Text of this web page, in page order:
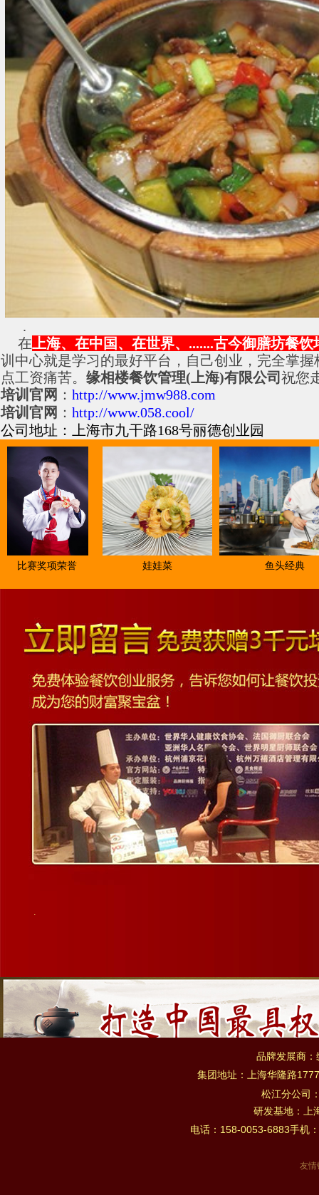
.
在上海、在中国、在世界、 .......古今御膳坊餐饮
训中心就是学习的最好平台，自己创业，完全掌
点工资痛苦。 缘相楼餐饮管理(上海)有限公司 祝您
培训官网 ： http://www.jmw988.com
培训官网 ： http://www.058.cool/
公司地址：上海市九干路168号丽德创业园
赛奖项荣誉 娃娃菜 鱼头经典
.
品牌发展商
集团地址：上海华隆路
松江分公司
研发基地：上海
电话：158-0053-6883手机
友